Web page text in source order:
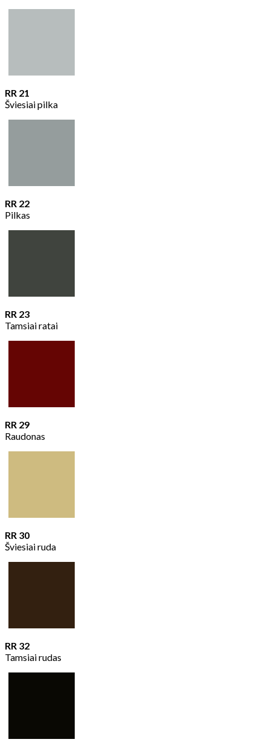
RR 21
Šviesiai pilka
RR 22
Pilkas
RR 23
Tamsiai ratai
RR 29
Raudonas
RR 30
Šviesiai ruda
RR 32
Tamsiai rudas